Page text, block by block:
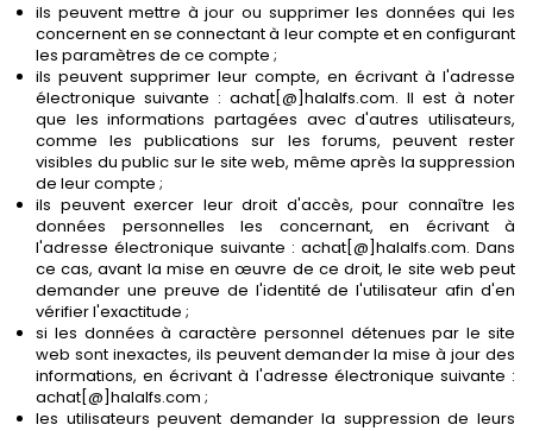
ils peuvent mettre à jour ou supprimer les données qui les
concernent en se connectant à leur compte et en configurant
les paramètres de ce compte ;
ils peuvent supprimer leur compte, en écrivant à l'adresse
électronique suivante : achat[@]halalfs.com. Il est à noter
que les informations partagées avec d'autres utilisateurs,
comme les publications sur les forums, peuvent rester
visibles du public sur le site web, même après la suppression
de leur compte ;
ils peuvent exercer leur droit d'accès, pour connaître les
données personnelles les concernant, en écrivant à
l'adresse électronique suivante : achat[@]halalfs.com. Dans
ce cas, avant la mise en œuvre de ce droit, le site web peut
demander une preuve de l'identité de l'utilisateur afin d'en
vérifier l'exactitude ;
si les données à caractère personnel détenues par le site
web sont inexactes, ils peuvent demander la mise à jour des
informations, en écrivant à l'adresse électronique suivante :
achat[@]halalfs.com ;
les utilisateurs peuvent demander la suppression de leurs